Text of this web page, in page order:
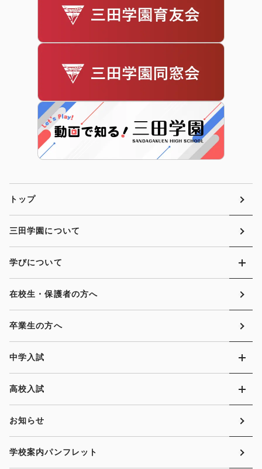
トップ
三田学園について
学びについて
在校生・保護者の方へ
卒業生の方へ
中学入試
高校入試
お知らせ
学校案内パンフレット